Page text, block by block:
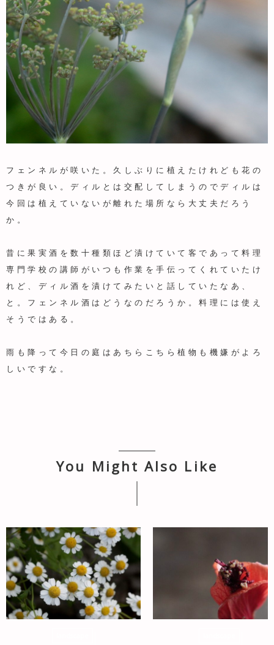
フェンネルが咲いた。久しぶりに植えたけれども花の
つきが良い。ディルとは交配してしまうのでディルは
今回は植えていないが離れた場所なら大丈夫だろう
か。
昔に果実酒を数十種類ほど漬けていて客であって料理
専門学校の講師がいつも作業を手伝ってくれていたけ
れど、ディル酒を漬けてみたいと話していたなあ、
と。フェンネル酒はどうなのだろうか。料理には使え
そうではある。
雨も降って今日の庭はあちらこちら植物も機嫌がよろ
しいですな。
You Might Also Like